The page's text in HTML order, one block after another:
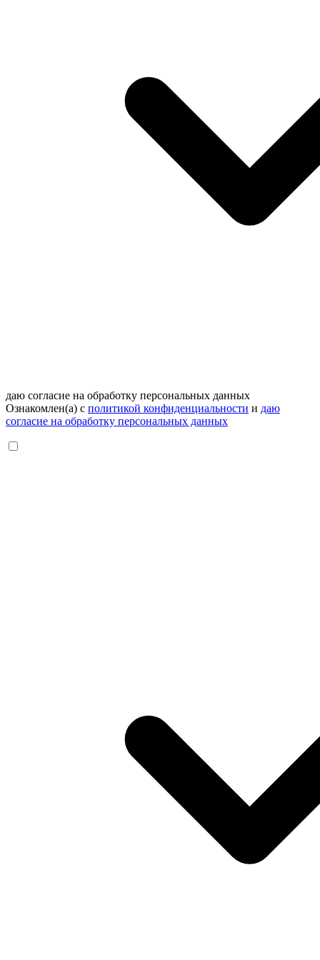
даю согласие на обработку персональных данных
Ознакомлен(а) с политикой конфиденциальности и даю
согласие на обработку персональных данных